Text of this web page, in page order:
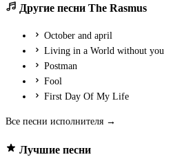
Другие песни The Rasmus
October and april
Living in a World without you
Postman
Fool
First Day Of My Life
Все песни исполнителя →
Лучшие песни